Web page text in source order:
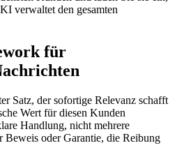
verwaltet den gesamten
für
Satz, der sofortige Relevanz schafft
Wert für diesen Kunden
Handlung, nicht mehrere
Beweis oder Garantie, die Reibung